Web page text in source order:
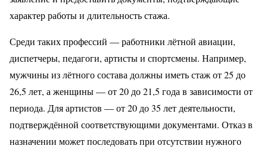
характер работы и длительность стажа.
Среди таких профессий — работники лётной авиации,
диспетчеры, педагоги, артисты и спортсмены. Например,
мужчины из лётного состава должны иметь стаж от 25 до
26,5 лет, а женщины — от 20 до 21,5 года в зависимости от
периода. Для артистов — от 20 до 35 лет деятельности,
подтверждённой соответствующими документами. Отказ в
назначении может последовать при отсутствии нужного